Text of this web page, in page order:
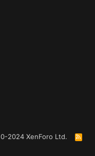
2024 XenForo Ltd.
R
S